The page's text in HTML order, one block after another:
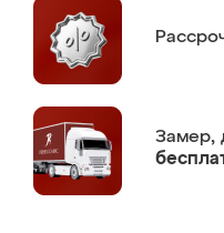
Замер,